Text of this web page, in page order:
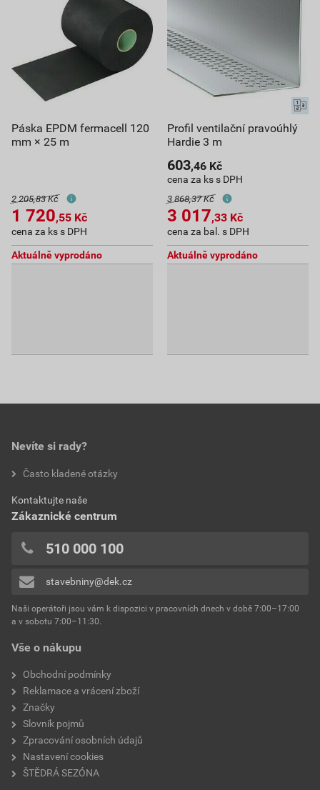
Páska EPDM fermacell 120
mm × 25 m
2 205,83 Kč
1 720,55 Kč
cena za ks s DPH
Aktuálně vyprodáno
Profil ventilační pravoúhlý
Hardie 3 m
603,46 Kč
cena za ks s DPH
3 868,37 Kč
3 017,33 Kč
cena za bal. s DPH
Aktuálně vyprodáno
Vše o nákupu
Obchodní podmínky
Reklamace a vrácení zboží
Značky
Slovník pojmů
Zpracování osobních údajů
Nastavení cookies
ŠTĚDRÁ SEZÓNA
Nevíte si rady?
Často kladené otázky
Kontaktujte naše
Zákaznické centrum
510 000 100
stavebniny@dek.cz
Naši operátoři jsou vám k dispozici v pracovních dnech v době 7:00–17:00
a v sobotu 7:00–11:30.